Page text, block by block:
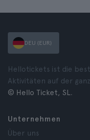
DEU (EUR)
Hellotickets ist die
Aktivitäten auf der
© Hello Ticket, SL.
Unternehmen
Über uns